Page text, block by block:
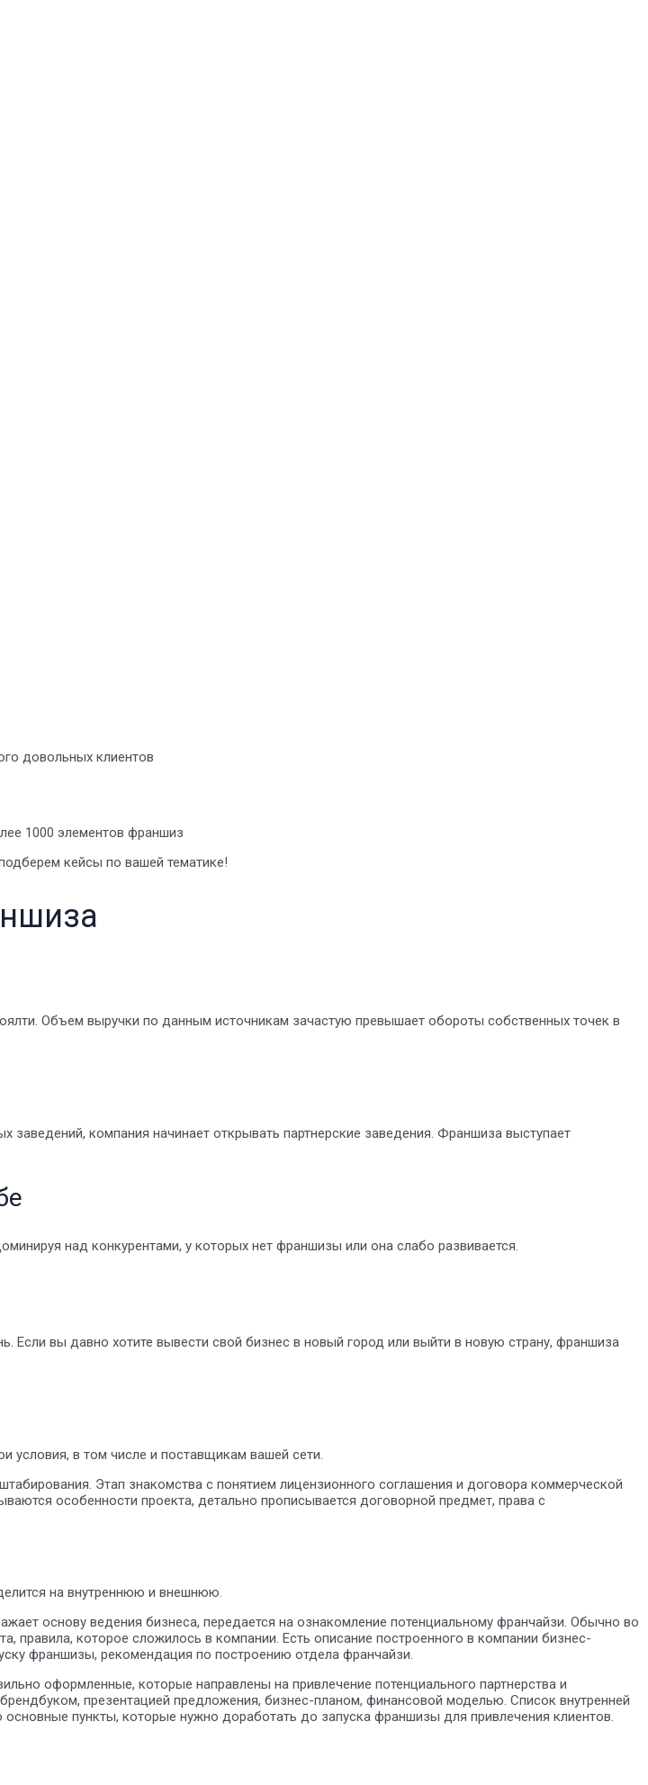
довольных клиентов
1000 элементов франшиз
кейсы по вашей тематике!
Объем выручки по данным источникам зачастую превышает обороты собственных точек в
компания начинает открывать партнерские заведения. Франшиза выступает
над конкурентами, у которых нет франшизы или она слабо развивается.
вы давно хотите вывести свой бизнес в новый город или выйти в новую страну, франшиза
условия, в том числе и поставщикам вашей сети.
Этап знакомства с понятием лицензионного соглашения и договора коммерческой
особенности проекта, детально прописывается договорной предмет, права с
на внутреннюю и внешнюю.
основу ведения бизнеса, передается на ознакомление потенциальному франчайзи. Обычно во
правила, которое сложилось в компании. Есть описание построенного в компании бизнес-
франшизы, рекомендация по построению отдела франчайзи.
оформленные, которые направлены на привлечение потенциального партнерства и
презентацией предложения, бизнес-планом, финансовой моделью. Список внутренней
пункты, которые нужно доработать до запуска франшизы для привлечения клиентов.